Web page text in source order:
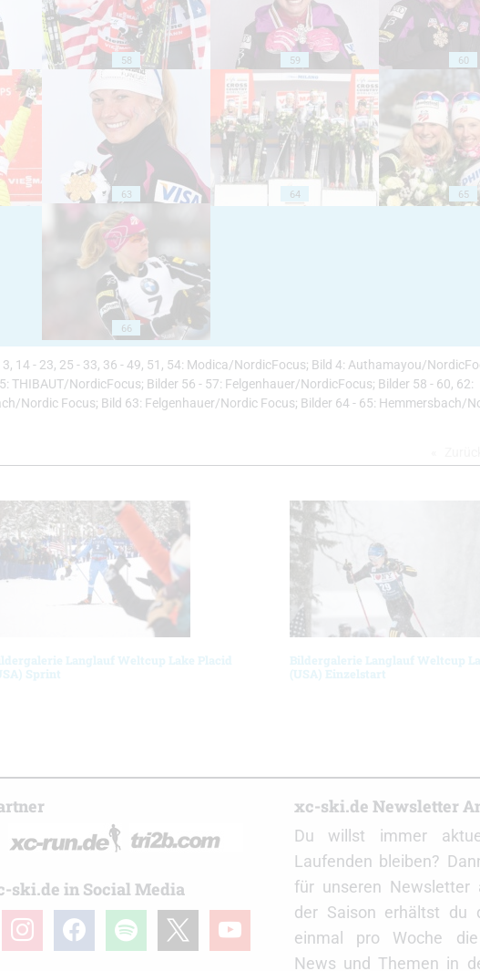
58 59 60
63 64 65
66
14 - 23, 25 - 33, 36 - 49, 51, 54: Modica/NordicFocus; Bild 4: Authamayou/
NordicFocus; Bilder 56 - 57: Felgenhauer/NordicFocus; Bilder 58 - 60, 62:
Nordic Focus; Bild 63: Felgenhauer/Nordic Focus; Bilder 64 - 65: Hemmersbach/
Langlauf Weltcup Lake Placid
Sprint
Bildergalerie Langlauf Weltcup
(USA) Einzelstart
ski.de in Social Media
instagramfacebookspotify youtube
xc-ski.de Newsletter
Du willst immer
Laufenden bleiben?
für unseren Newsletter
der Saison erhältst du
einmal pro Woche
News und Themen in